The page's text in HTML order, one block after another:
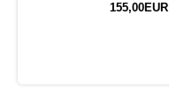
155,00EUR